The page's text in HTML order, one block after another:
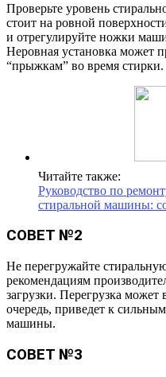
Проверьте уровень
стоит на ровной
и отрегулируйте ножки
Неровная установка может
“прыжкам” во время стирки.
Читайте также:
Руководство по
стиральной машины:
СОВЕТ №2
Не перегружайте
рекомендациям
загрузки. Перегрузка может
очередь, приведет к
машины.
СОВЕТ №3